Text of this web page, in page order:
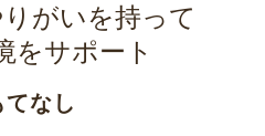
がいを持って
をサポート
てなし